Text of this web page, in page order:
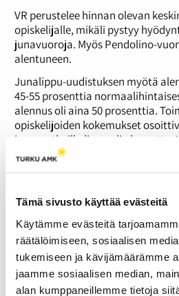
Tämä sivusto käyttää evästeitä
Käytämme evästeitä
räätälöimiseen, sosiaalisen
tukemiseen ja kävijämäärämme
jaamme sosiaalisen median,
alan kumppaneillemme tietoja
VR perustelee hinnan olevan
opiskelijalle, mikäli pystyy
junavuoroja. Myös Pendolino-
alentuneen.
Junalippu-uudistuksen myötä
45-55 prosenttia
alennus oli aina 50 prosenttia.
opiskelijoiden kokemukset
junamatkoilla lippu oli alennettu
Tällöin alennus on pienempi kuin
verran noussut, mutta
vuorojen hinnat ovat laskeneet”,
Tällä viikolla Turku-Helsinki
Pendolino-vuoroa.
Opiskelijat tyrmäävät